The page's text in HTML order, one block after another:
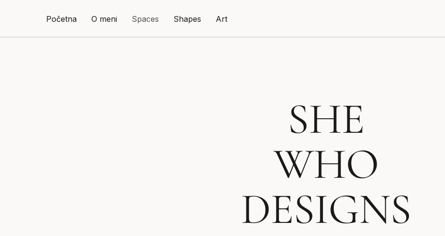
Početna O meni Spaces Shapes Art
SHE
WHO
DESIGNS